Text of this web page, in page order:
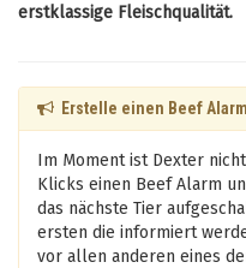
erstklassige Fleischqualität.
Erstelle einen Beef
Im Moment ist Dexter
Klicks einen Beef Alarm
das nächste Tier
ersten die informiert
vor allen anderen eines